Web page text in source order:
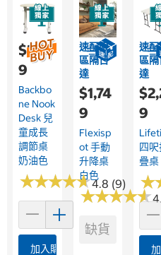
$2,39
9
Backbo
Ne Nook
Desk 兒
童成長
調節桌
奶油色
★★★★★
★★★★★4.8 (9)
加入購物車
速配限
區隔日
達
$1,74
9
Flexisp
Ot 手動
升降桌
白色
★★★★★
★★★★★
缺貨
速
區
達
9
四
疊桌
★
★